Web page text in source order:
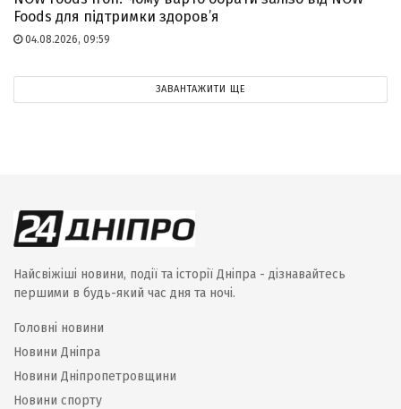
Foods для підтримки здоров’я
04.08.2026, 09:59
ЗАВАНТАЖИТИ ЩЕ
Найсвіжіші новини, події та історії Дніпра - дізнавайтесь
першими в будь-який час дня та ночі.
Головні новини
Новини Дніпра
Новини Дніпропетровщини
Новини спорту